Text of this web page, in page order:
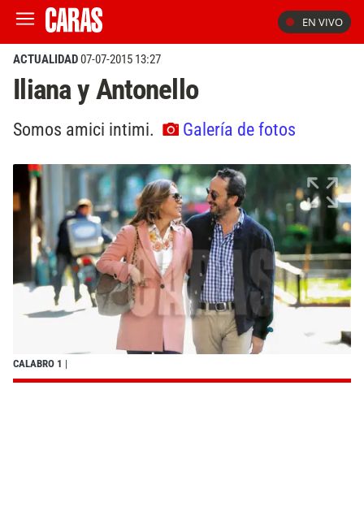
EN VIVO
ACTUALIDAD07-07-2015 13:27
Iliana y Antonello
Somos amici intimi. Galería de fotos
CALABRO 1 |